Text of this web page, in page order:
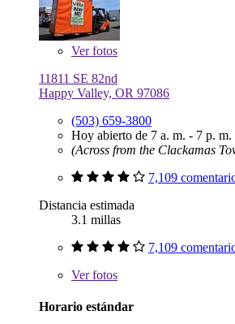
Verfotos
11811 SE 82nd
Happy Valley, OR 97086
(503) 659-3800
Hoy abierto de 7 a. m. - 7 p. m.
(Across from the Clackamas
7,109
Distancia estimada
3.1 millas
7,109
Verfotos
Horario estándar